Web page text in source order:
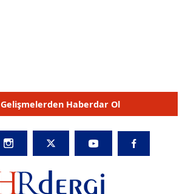
Gelişmelerden Haberdar Ol